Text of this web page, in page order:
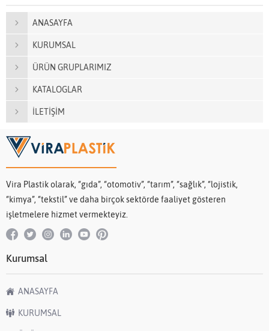
ANASAYFA
KURUMSAL
ÜRÜN GRUPLARIMIZ
KATALOGLAR
İLETİŞİM
Vira Plastik olarak, “gıda”, “otomotiv”, “tarım”, “sağlık”, “lojistik,
“kimya”, “tekstil” ve daha birçok sektörde faaliyet gösteren
işletmelere hizmet vermekteyiz.
Kurumsal
ANASAYFA
KURUMSAL